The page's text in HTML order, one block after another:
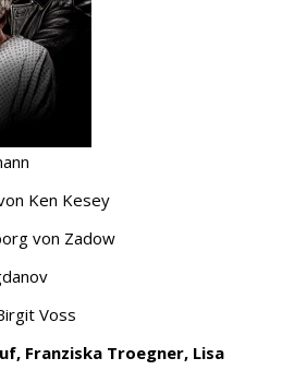
Ken Kesey
von Zadow
Voss
Franziska Troegner, Lisa